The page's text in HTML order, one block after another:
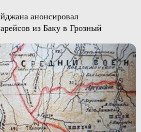
анонсировал
из Баку в Грозный